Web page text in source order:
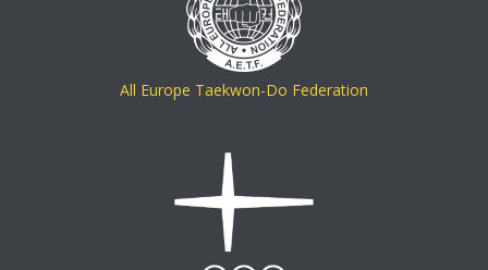
All Europe Taekwon-Do Federation